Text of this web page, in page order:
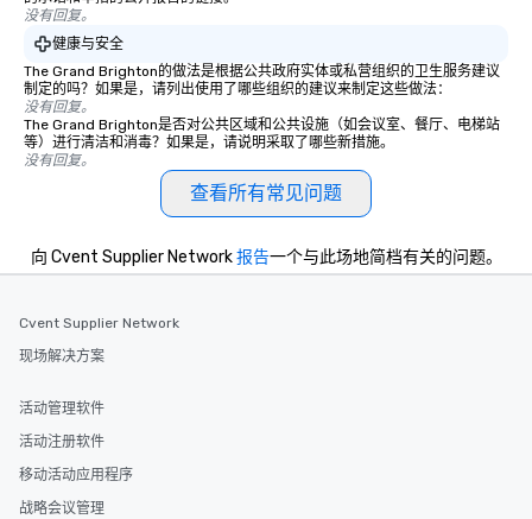
没有回复。
健康与安全
The Grand Brighton的做法是根据公共政府实体或私营组织的卫生服务建议
制定的吗？如果是，请列出使用了哪些组织的建议来制定这些做法：
没有回复。
The Grand Brighton是否对公共区域和公共设施（如会议室、餐厅、电梯站
等）进行清洁和消毒？如果是，请说明采取了哪些新措施。
没有回复。
查看所有常见问题
向 Cvent Supplier Network报告一个与此场地简档有关的问题。
Cvent Supplier Network
现场解决方案
活动管理软件
活动注册软件
移动活动应用程序
战略会议管理